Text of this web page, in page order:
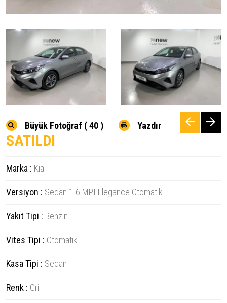
Büyük Fotoğraf ( 40 ) Yazdır
SATILDI
Marka : Kia
Versiyon : Sedan 1.6 MPI Elegance Otomatik
Yakıt Tipi : Benzin
Vites Tipi : Otomatik
Kasa Tipi : Sedan
Renk : Gri